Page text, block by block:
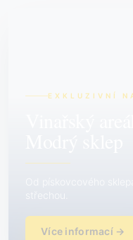
EXKLUZIVNÍ
Více informací →